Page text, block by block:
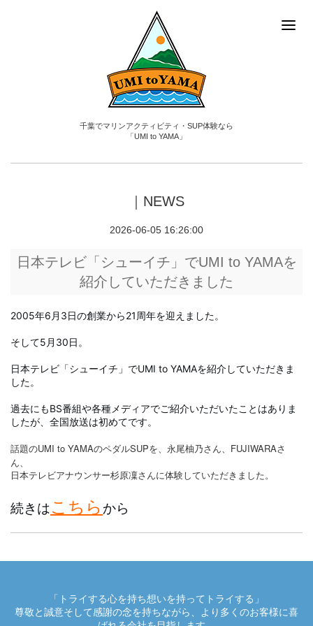
千葉でマリンアクティビティ・SUP体験なら
「UMI to YAMA」
｜NEWS
2026-06-05 16:26:00
日本テレビ「シューイチ」でUMI to YAMAを
紹介していただきました
2005年6月3日の創業から21周年を迎えました。
そして5月30日。
日本テレビ「シューイチ」でUMI to YAMAを紹介していただきま
した。
過去にもBS番組や各種メディアでご紹介いただいたことはありま
したが、全国放送は初めてです。
話題のUMI to YAMAのペダルSUPを、永尾柚乃さん、FUJIWARAさ
ん、
日本テレビアナウンサー杉原凜さんに体験していただきました。
続きはこちら から
「トライする心を持ち想いを持ってトライする」
尊敬と誠意そして感謝の念を持ちながら、より多くのお客様に喜